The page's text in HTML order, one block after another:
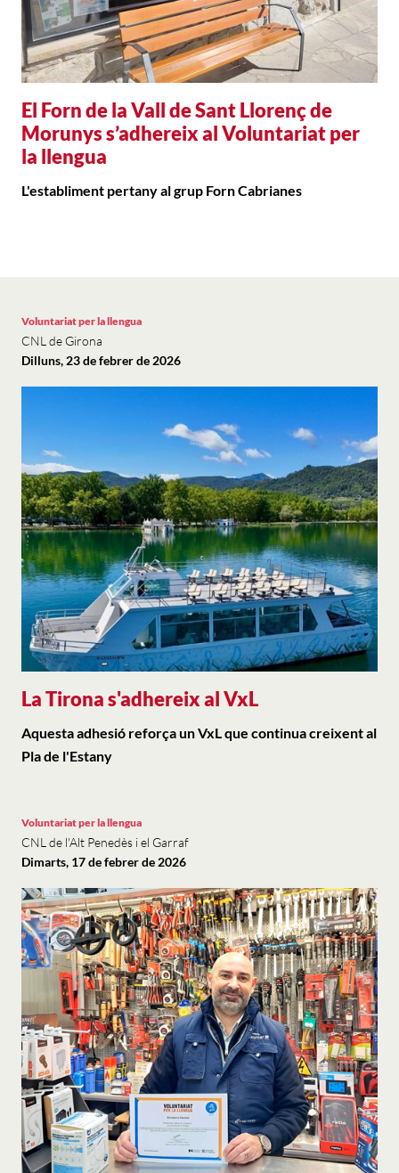
El Forn de la Vall de Sant Llorenç de
Morunys s’adhereix al Voluntariat per
la llengua
L'establiment pertany al grup Forn Cabrianes
La Tirona s'adhereix al VxL
Voluntariat per la llengua
CNL de Girona
Dilluns, 23 de febrer de 2026
Aquesta adhesió reforça un VxL que continua creixent al
Pla de l'Estany
Voluntariat per la llengua
CNL de l'Alt Penedès i el Garraf
Dimarts, 17 de febrer de 2026